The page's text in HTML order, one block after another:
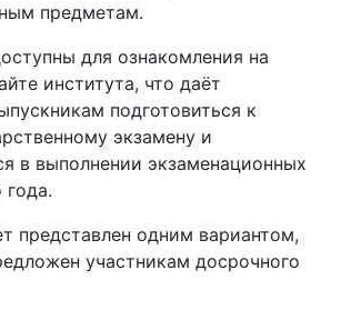
предметам.
для ознакомления на
института, что даёт
подготовиться к
экзамену и
в выполнении экзаменационных
года.
представлен одним вариантом,
участникам досрочного